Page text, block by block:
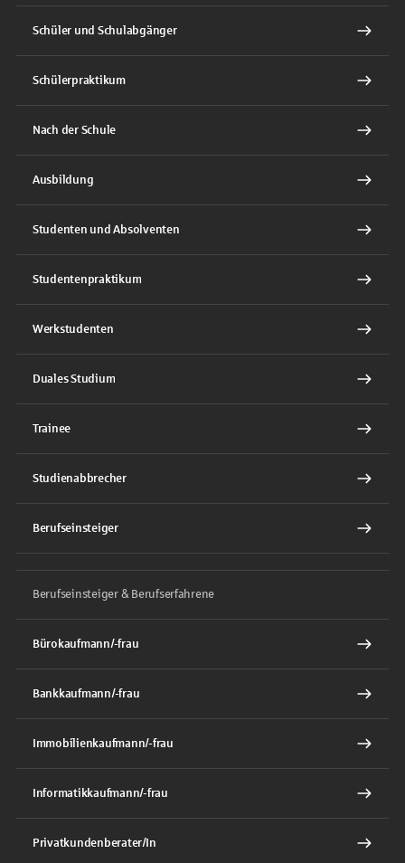
Schüler und Schulabgänger
Schülerpraktikum
Nach der Schule
Ausbildung
Studenten und Absolventen
Studentenpraktikum
Werkstudenten
Duales Studium
Trainee
Studienabbrecher
Berufseinsteiger
Berufseinsteiger & Berufserfahrene
Bürokaufmann/-frau
Bankkaufmann/-frau
Immobilienkaufmann/-frau
Informatikkaufmann/-frau
Privatkundenberater/In